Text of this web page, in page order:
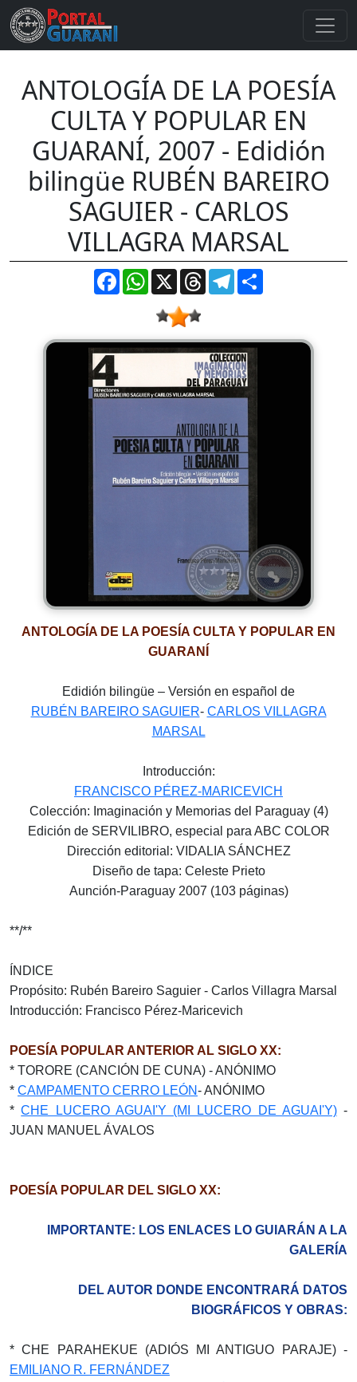
ANTOLOGÍA DE LA POESÍA
CULTA Y POPULAR EN
GUARANÍ, 2007 - Edidión
bilingüe RUBÉN BAREIRO
SAGUIER - CARLOS
VILLAGRA MARSAL
FacebookWhatsApp
X ThreadsTelegram
ANTOLOGÍA DE LA POESÍA CULTA Y POPULAR EN
GUARANÍ
Edidión bilingüe – Versión en español de
RUBÉN BAREIRO SAGUIER- CARLOS VILLAGRA
MARSAL
Introducción:
FRANCISCO PÉREZ-MARICEVICH
Colección: Imaginación y Memorias del Paraguay (4)
Edición de SERVILIBRO, especial para ABC COLOR
Dirección editorial: VIDALIA SÁNCHEZ
Diseño de tapa: Celeste Prieto
Aunción-Paraguay 2007 (103 páginas)
**/**
ÍNDICE
Propósito: Rubén Bareiro Saguier - Carlos Villagra Marsal
Introducción: Francisco Pérez-Maricevich
POESÍA POPULAR ANTERIOR AL SIGLO XX:
* TORORE (CANCIÓN DE CUNA) - ANÓNIMO
* CAMPAMENTO CERRO LEÓN- ANÓNIMO
*CHE LUCERO AGUAI'Y (MI LUCERO DE AGUAI'Y)-
JUAN MANUEL ÁVALOS
POESÍA POPULAR DEL SIGLO XX:
IMPORTANTE: LOS ENLACES LO GUIARÁN A LA
GALERÍA
DEL AUTOR DONDE ENCONTRARÁ DATOS
BIOGRÁFICOS Y OBRAS:
* CHE PARAHEKUE (ADIÓS MI ANTIGUO PARAJE) -
EMILIANO R. FERNÁNDEZ